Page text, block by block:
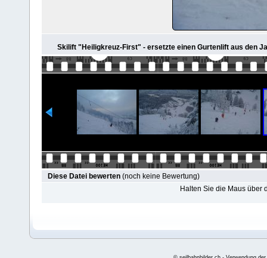
Skilift "Heiligkreuz-First" - ersetzte einen Gurtenlift aus den
Diese Datei bewerten (noch keine Bewertung)
Halten Sie die Maus über